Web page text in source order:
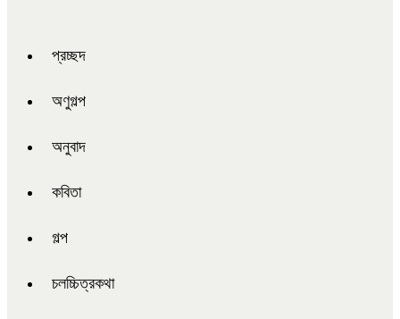
প্রচ্ছদ
অণুগল্প
অনুবাদ
কবিতা
গল্প
চলচ্চিত্রকথা